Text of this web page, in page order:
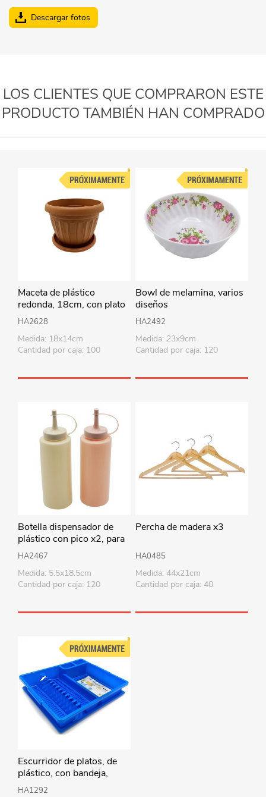
Descargar fotos
LOS CLIENTES QUE COMPRARON ESTE
PRODUCTO TAMBIÉN HAN COMPRADO
Maceta de plástico
redonda, 18cm, con plato
HA2628
Medida: 18x14cm
Cantidad por caja: 100
Bowl de melamina, varios
diseños
HA2492
Medida: 23x9cm
Cantidad por caja: 120
Botella dispensador de
plástico con pico x2, para
salsas, en bolsa
HA2467
Medida: 5.5x18.5cm
Cantidad por caja: 120
Percha de madera x3
HA0485
Medida: 44x21cm
Cantidad por caja: 40
Escurridor de platos, de
plástico, con bandeja,
varios colores
HA1292